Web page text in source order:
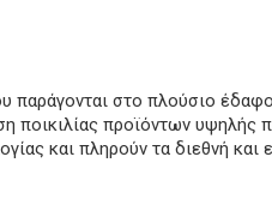
παράγονται στο πλούσιο
ποικιλίας προϊόντων υψηλής
και πληρούν τα διεθνή